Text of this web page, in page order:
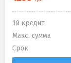
1й кредит
Макс. сумма
Срок